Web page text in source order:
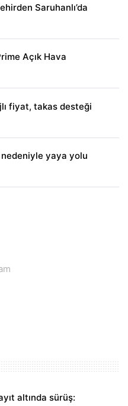
Saruhanlı’da
Açık Hava
fiyat, takas desteği
yaya yolu
altında sürüş: